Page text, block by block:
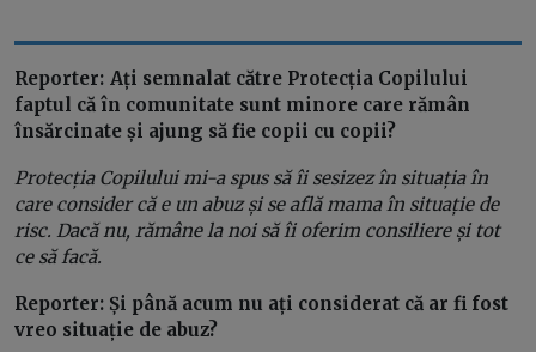
Reporter: Ați semnalat către Protecția Copilului
faptul că în comunitate sunt minore care rămân
însărcinate și ajung să fie copii cu copii?
Protecția Copilului mi-a spus să îi sesizez în situația în
care consider că e un abuz și se află mama în situație de
risc. Dacă nu, rămâne la noi să îi oferim consiliere și tot
ce să facă.
Reporter: Și până acum nu ați considerat că ar fi fost
vreo situație de abuz?